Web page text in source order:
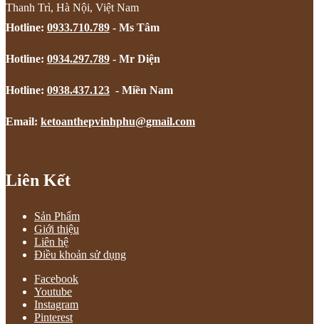
Thanh Trì, Hà Nội, Việt Nam
Hotline: 0933.710.789 - Ms Tâm
Hotline: 0934.297.789 - Mr Diện
Hotline: 0938.437.123 - Miền Nam
Email: ketoanthepvinhphu@gmail.com
Liên Kết
Sản Phẩm
Giới thiệu
Liên hệ
Điều khoản sử dụng
Facebook
Youtube
Instagram
Pinterest